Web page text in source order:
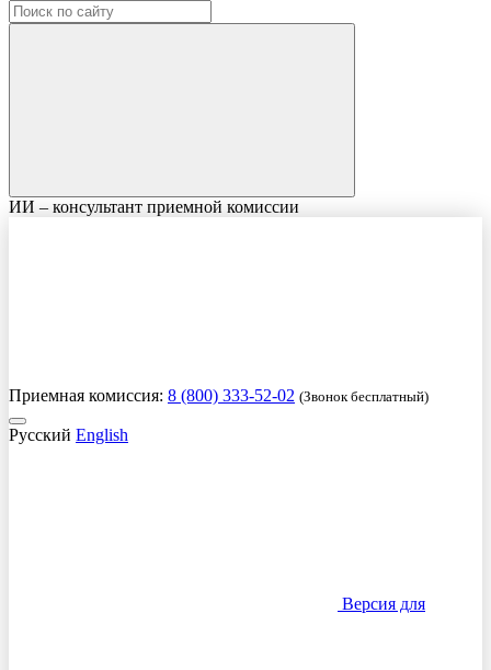
ИИ – консультант приемной комиссии
Приемная комиссия: 8 (800) 333-52-02 (Звонок бесплатный)
Русский English
Версия для